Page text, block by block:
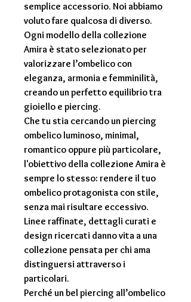
semplice accessorio. Noi abbiamo
voluto fare qualcosa di diverso.
Ogni modello della collezione
Amira è stato selezionato per
valorizzare l’ombelico con
eleganza, armonia e femminilità,
creando un perfetto equilibrio tra
gioiello e piercing.
Che tu stia cercando unpiercing
ombelico luminoso, minimal,
romantico oppure più particolare,
l'obiettivo della collezione Amira è
sempre lo stesso: rendere il tuo
ombelico protagonista con stile,
senza mai risultare eccessivo.
Linee raffinate, dettagli curati e
design ricercati danno vita a una
collezione pensata per chi ama
distinguersi attraverso i
particolari.
Perché un bel piercing all’ombelico